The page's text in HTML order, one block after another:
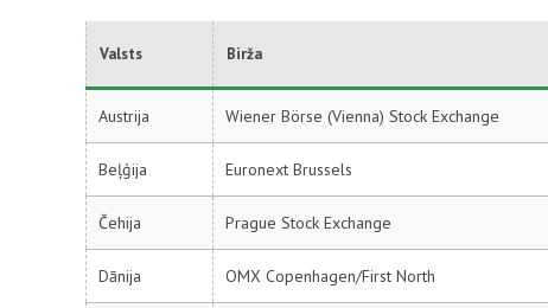
Valsts Birža
Austrija Wiener Börse (Vienna) Stock Exchange
Beļģija Euronext Brussels
Čehija Prague Stock Exchange
Dānija OMX Copenhagen/First North